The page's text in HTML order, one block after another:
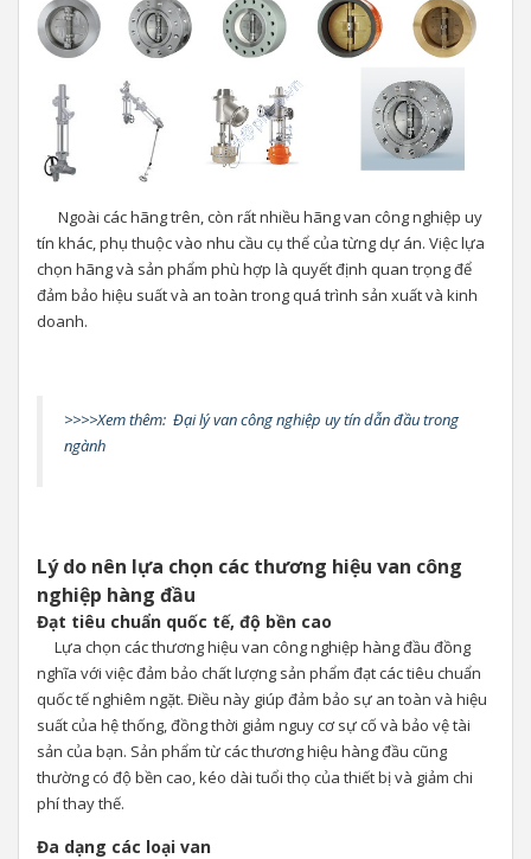
Ngoài các hãng trên, còn rất nhiều hãng van công nghiệp uy
tín khác, phụ thuộc vào nhu cầu cụ thể của từng dự án. Việc lựa
chọn hãng và sản phẩm phù hợp là quyết định quan trọng để
đảm bảo hiệu suất và an toàn trong quá trình sản xuất và kinh
doanh.
>>>>Xem thêm: Đại lý van công nghiệp uy tín dẫn đầu trong
ngành
Lý do nên lựa chọn các thương hiệu van công
nghiệp hàng đầu
Đạt tiêu chuẩn quốc tế, độ bền cao
Lựa chọn các thương hiệu van công nghiệp hàng đầu đồng
nghĩa với việc đảm bảo chất lượng sản phẩm đạt các tiêu chuẩn
quốc tế nghiêm ngặt. Điều này giúp đảm bảo sự an toàn và hiệu
suất của hệ thống, đồng thời giảm nguy cơ sự cố và bảo vệ tài
sản của bạn. Sản phẩm từ các thương hiệu hàng đầu cũng
thường có độ bền cao, kéo dài tuổi thọ của thiết bị và giảm chi
phí thay thế.
Đa dạng các loại van